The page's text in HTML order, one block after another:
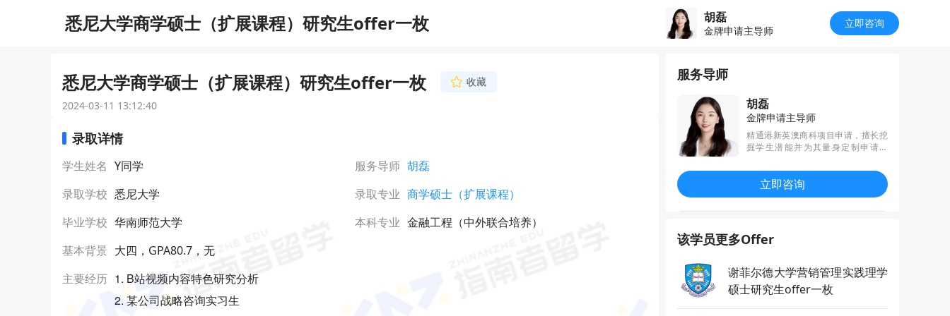
悉尼大学商学硕士（扩展课程）研究生offer一枚 胡磊
金牌申请主导师
立即咨询
悉尼大学商学硕士（扩展课程）研究生offer一枚
收藏
2024-03-11 13:12:40
录取详情
学生姓名 Y同学 服务导师 胡磊
录取学校 悉尼大学 录取专业 商学硕士（扩展课程）
毕业学校 华南师范大学 本科专业 金融工程（中外联合培养）
基本背景 大四，GPA80.7，无
主要经历 1. B站视频内容特色研究分析
2. 某公司战略咨询实习生
服务导师
胡磊
金牌申请主导师
精通港新英澳商科项目申请，擅长挖
掘学生潜能并为其量身定制申请策
理念，通过细心规划和高效执行，已
帮助多名学生获得Cambridge、IC、
UCL、LSE、NUS、NTU、港大等顶
立即咨询
该学员更多Offer
谢菲尔德大学营销管理实践理学
硕士研究生offer一枚